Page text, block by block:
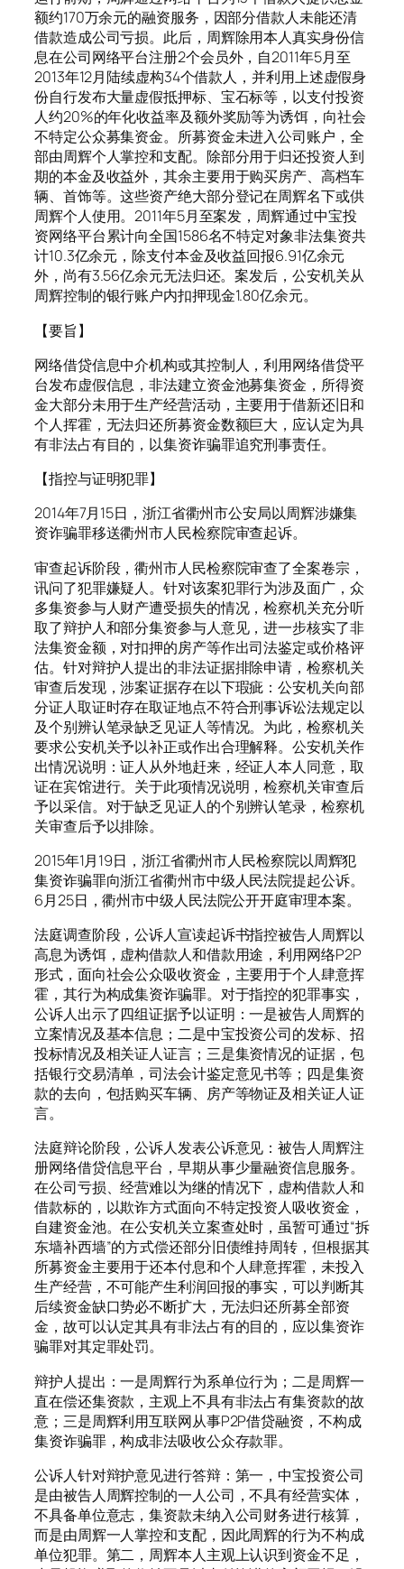
额约170万余元的融资服务，因部分借款人未能还清
借款造成公司亏损。此后，周辉除用本人真实身份信
息在公司网络平台注册2个会员外，自2011年5月至
2013年12月陆续虚构34个借款人，并利用上述虚假身
份自行发布大量虚假抵押标、宝石标等，以支付投资
人约20%的年化收益率及额外奖励等为诱饵，向社会
不特定公众募集资金。所募资金未进入公司账户，全
部由周辉个人掌控和支配。除部分用于归还投资人到
期的本金及收益外，其余主要用于购买房产、高档车
辆、首饰等。这些资产绝大部分登记在周辉名下或供
周辉个人使用。2011年5月至案发，周辉通过中宝投
资网络平台累计向全国1586名不特定对象非法集资共
计10.3亿余元，除支付本金及收益回报6.91亿余元
外，尚有3.56亿余元无法归还。案发后，公安机关从
周辉控制的银行账户内扣押现金1.80亿余元。
【要旨】
网络借贷信息中介机构或其控制人，利用网络借贷平
台发布虚假信息，非法建立资金池募集资金，所得资
金大部分未用于生产经营活动，主要用于借新还旧和
个人挥霍，无法归还所募资金数额巨大，应认定为具
有非法占有目的，以集资诈骗罪追究刑事责任。
【指控与证明犯罪】
2014年7月15日，浙江省衢州市公安局以周辉涉嫌集
资诈骗罪移送衢州市人民检察院审查起诉。
审查起诉阶段，衢州市人民检察院审查了全案卷宗，
讯问了犯罪嫌疑人。针对该案犯罪行为涉及面广，众
多集资参与人财产遭受损失的情况，检察机关充分听
取了辩护人和部分集资参与人意见，进一步核实了非
法集资金额，对扣押的房产等作出司法鉴定或价格评
估。针对辩护人提出的非法证据排除申请，检察机关
审查后发现，涉案证据存在以下瑕疵：公安机关向部
分证人取证时存在取证地点不符合刑事诉讼法规定以
及个别辨认笔录缺乏见证人等情况。为此，检察机关
要求公安机关予以补正或作出合理解释。公安机关作
出情况说明：证人从外地赶来，经证人本人同意，取
证在宾馆进行。关于此项情况说明，检察机关审查后
予以采信。对于缺乏见证人的个别辨认笔录，检察机
关审查后予以排除。
2015年1月19日，浙江省衢州市人民检察院以周辉犯
集资诈骗罪向浙江省衢州市中级人民法院提起公诉。
6月25日，衢州市中级人民法院公开开庭审理本案。
法庭调查阶段，公诉人宣读起诉书指控被告人周辉以
高息为诱饵，虚构借款人和借款用途，利用网络P2P
形式，面向社会公众吸收资金，主要用于个人肆意挥
霍，其行为构成集资诈骗罪。对于指控的犯罪事实，
公诉人出示了四组证据予以证明：一是被告人周辉的
立案情况及基本信息；二是中宝投资公司的发标、招
投标情况及相关证人证言；三是集资情况的证据，包
括银行交易清单，司法会计鉴定意见书等；四是集资
款的去向，包括购买车辆、房产等物证及相关证人证
言。
法庭辩论阶段，公诉人发表公诉意见：被告人周辉注
册网络借贷信息平台，早期从事少量融资信息服务。
在公司亏损、经营难以为继的情况下，虚构借款人和
借款标的，以欺诈方式面向不特定投资人吸收资金，
自建资金池。在公安机关立案查处时，虽暂可通过“拆
东墙补西墙”的方式偿还部分旧债维持周转，但根据其
所募资金主要用于还本付息和个人肆意挥霍，未投入
生产经营，不可能产生利润回报的事实，可以判断其
后续资金缺口势必不断扩大，无法归还所募全部资
金，故可以认定其具有非法占有的目的，应以集资诈
骗罪对其定罪处罚。
辩护人提出：一是周辉行为系单位行为；二是周辉一
直在偿还集资款，主观上不具有非法占有集资款的故
意；三是周辉利用互联网从事P2P借贷融资，不构成
集资诈骗罪，构成非法吸收公众存款罪。
公诉人针对辩护意见进行答辩：第一，中宝投资公司
是由被告人周辉控制的一人公司，不具有经营实体，
不具备单位意志，集资款未纳入公司财务进行核算，
而是由周辉一人掌控和支配，因此周辉的行为不构成
单位犯罪。第二，周辉本人主观上认识到资金不足，